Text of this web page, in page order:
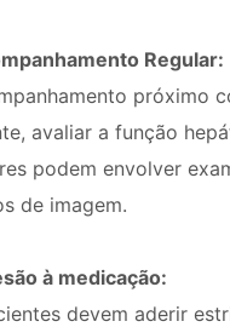
Regular:
próximo
avaliar a função
podem envolver
de imagem.
à medicação:
devem aderir